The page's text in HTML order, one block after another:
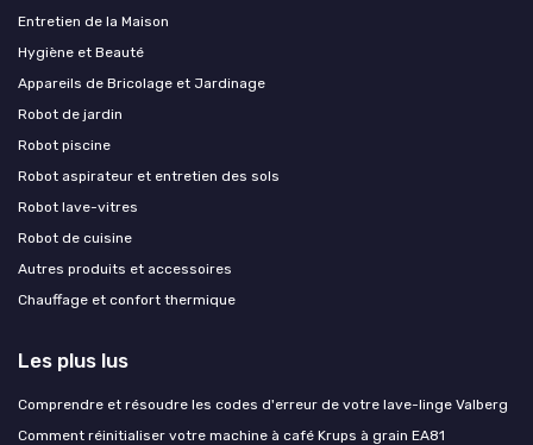
Entretien de la Maison
Hygiène et Beauté
Appareils de Bricolage et Jardinage
Robot de jardin
Robot piscine
Robot aspirateur et entretien des sols
Robot lave-vitres
Robot de cuisine
Autres produits et accessoires
Chauffage et confort thermique
Les plus lus
Comprendre et résoudre les codes d'erreur de votre lave-linge Valberg
Comment réinitialiser votre machine à café Krups à grain EA81